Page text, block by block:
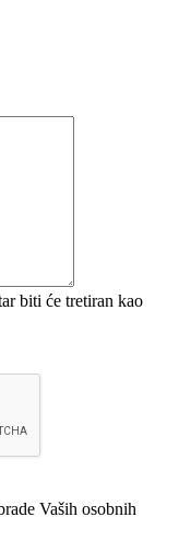
biti će tretiran kao
Vaših osobnih